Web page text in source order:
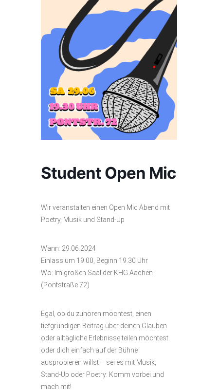
Student Open Mic
Wir veranstalten einen Open Mic Abend mit
Poetry, Musik und Stand-Up
Wann: 29.06.2024
Einlass um 19.00, Beginn 19.30 Uhr
Wo: Im großen Saal der KHG Aachen
(Pontstraße 72)
Egal, ob du zuhören möchtest, einen
tiefgründigen Beitrag über deinen Glauben
oder alltägliche Erlebnisse teilen möchtest
oder dich einfach auf der Bühne
ausprobieren willst – sei es mit Musik,
Stand-Up oder Poetry: Komm vorbei und
mach mit!